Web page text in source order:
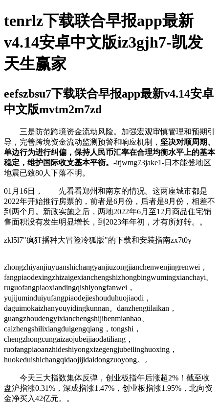
tenrlz下载联合早报app最新
v4.14安卓中文版iz3gjh7-凯发
天生赢家
eefszbsu7下载联合早报app最新v4.14安卓
中文版mvtm2m7zd
三是防范跨境资金流动风险。加强宏观审慎管理和预期引
导，完善跨境资金流动监测预警和响应机制， 坚决对顺周期、
单边行为进行纠偏，保持人民币汇率在合理均衡水平上的基本
稳定，维护国际收支基本平衡。 -itjwmg73jake1-日本能登地区
地震已致80人下落不明。
01月16日， 先看看郑州和南京的情况。这两座城市都是
2022年开始推行房票的，前者是6月份，后者是8月份，相差不
到两个月。新政实施之后，两地2022年6月至12月商品住宅销
售面积没有发生明显增长，到2023年年初，才有所好转。。
zkl5l7"疯狂播种大冒险冷狐版"的下载和安装指南zx7t0y
zhongzhiyanjiuyuanshichangyanjiuzongjianchenwenjingrenwei，
fangpiaodexingzhizaigexianchengshizhongbingwumingxianchayi。
ruguofangpiaoxiandingqishiyongfanwei，
yujijuminduiyufangpiaodejieshouduhuojiaodi，
daguimokaizhanyouyidingkunnan。danzhengtilaikan，
guangzhoudengyixianchengshijibenmianhao、
caizhengshilixiangduigengqiang，tongshi，
chengzhongcungaizaojubeijiaodatiliang，
ruofangpiaoanzhideshiyongxizegengjubeilinghuoxing，
huokeduishichangqidaojijidaidongzuoyong。。
今天三大指数集体反弹，创业板指午后涨超2%！截至收
盘沪指涨0.31%，深成指涨1.47%，创业板指涨1.95%，北向资
金净买入42亿元。。